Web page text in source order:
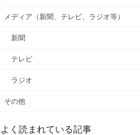
メディア（新聞、テレビ、ラジオ等）
新聞
テレビ
ラジオ
その他
よく読まれている記事